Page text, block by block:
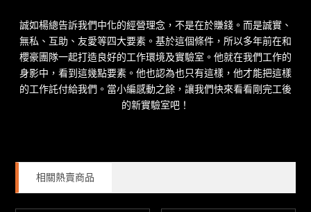
誠如楊總告訴我們中化的經營理念，不是在於賺錢。而是誠實、
無私、互助、友愛等四大要素。基於這個條件，所以多年前在和
櫻豪團隊一起打造良好的工作環境及實驗室。他就在我們工作的
身影中，看到這幾點要素。他也認為也只有這樣，他才能把這樣
的工作託付給我們。當小編感動之餘，讓我們快來看看剛完工後
的新實驗室吧！
相關熱賣商品